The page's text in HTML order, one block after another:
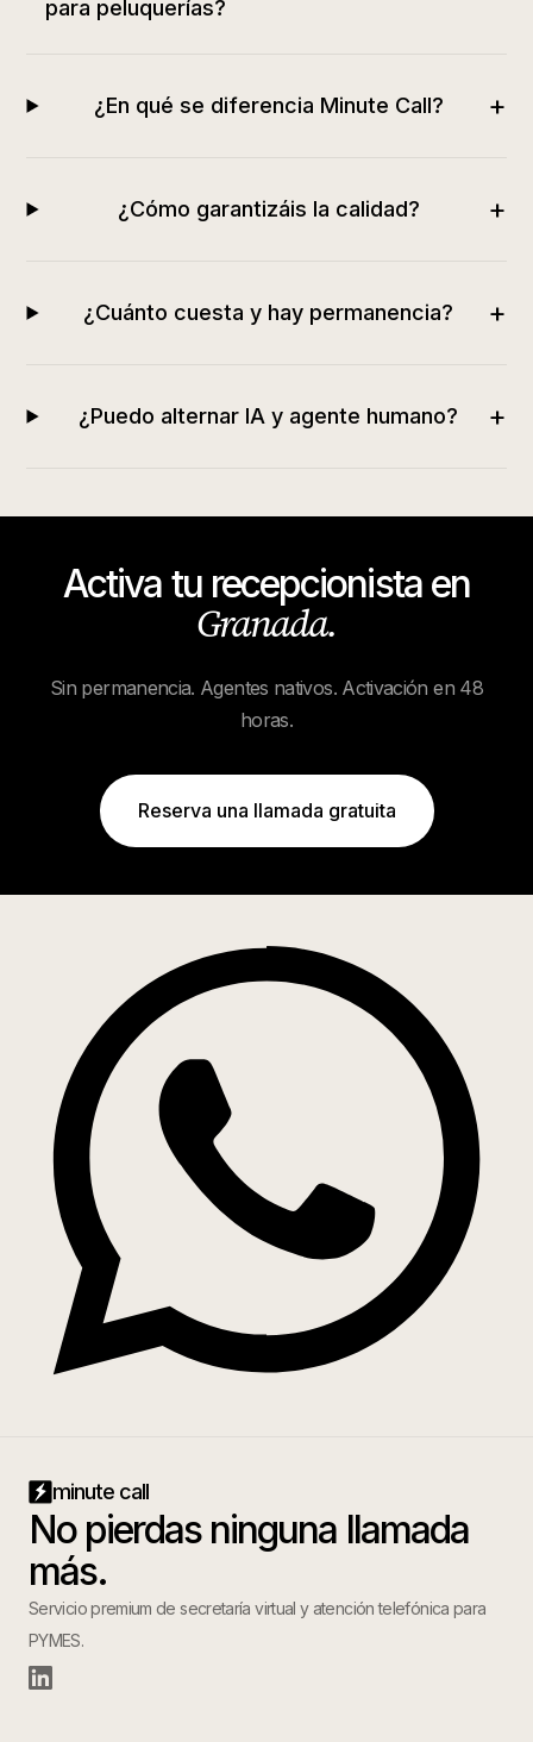
para peluquerías?
¿En qué se diferencia Minute Call? +
¿Cómo garantizáis la calidad? +
¿Cuánto cuesta y hay permanencia? +
¿Puedo alternar IA y agente humano? +
Activa tu recepcionista en
Granada.
Sin permanencia. Agentes nativos. Activación en 48
horas.
Reserva una llamada gratuita
minute call
No pierdas ninguna llamada
más.
Servicio premium de secretaría virtual y atención telefónica para
PYMES.